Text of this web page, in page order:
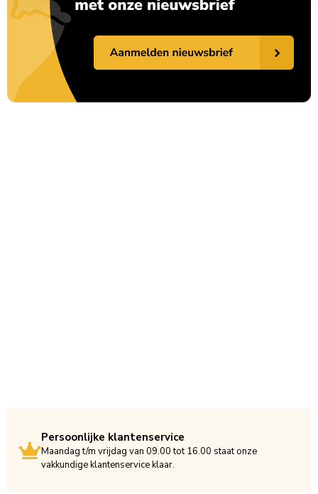
Persoonlijke klantenservice
Maandag t/m vrijdag van 09.00 tot 16.00 staat onze
vakkundige klantenservice klaar.